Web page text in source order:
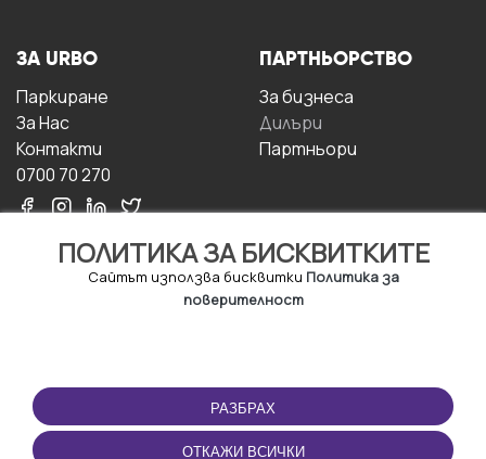
ПОЛИТИКА ЗА БИСКВИТКИТЕ
Сайтът използва бисквитки Политика за
поверителност
РАЗБРАХ
ОТКАЖИ ВСИЧКИ
ЗА URBO
Паркиране
За Hас
Контакти
0700 70 270
ПАРТНЬОРСТВО
За бизнесa
Дилъри
Партньори
ПОЛЗВАНЕ
Правила и условия за
ползване
ПРИЛОЖЕНИЕТО